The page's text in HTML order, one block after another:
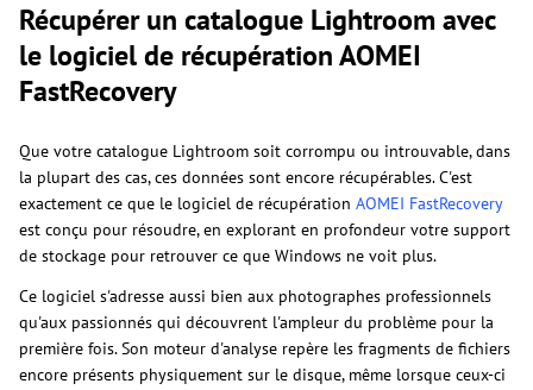
Récupérer un catalogue Lightroom avec
le logiciel de récupération AOMEI
FastRecovery
Que votre catalogue Lightroom soit corrompu ou introuvable, dans
la plupart des cas, ces données sont encore récupérables. C'est
exactement ce que le logiciel de récupération AOMEI FastRecovery
est conçu pour résoudre, en explorant en profondeur votre support
de stockage pour retrouver ce que Windows ne voit plus.
Ce logiciel s'adresse aussi bien aux photographes professionnels
qu'aux passionnés qui découvrent l'ampleur du problème pour la
première fois. Son moteur d'analyse repère les fragments de fichiers
encore présents physiquement sur le disque, même lorsque ceux-ci